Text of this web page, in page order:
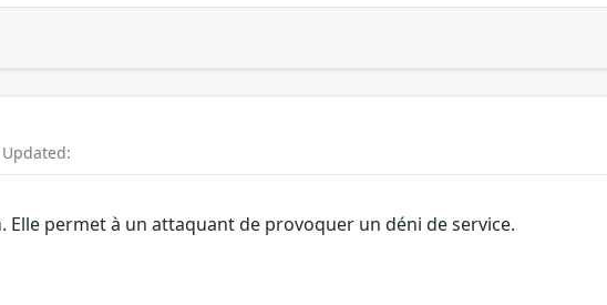
Elle permet à un attaquant de provoquer un déni de service.